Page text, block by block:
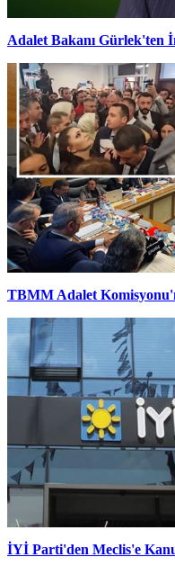
Adalet Bakanı Gürlek'ten
TBMM Adalet
İYİ Parti'den Meclis'e